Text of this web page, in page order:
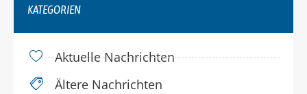
KATEGORIEN
Aktuelle Nachrichten
Ältere Nachrichten